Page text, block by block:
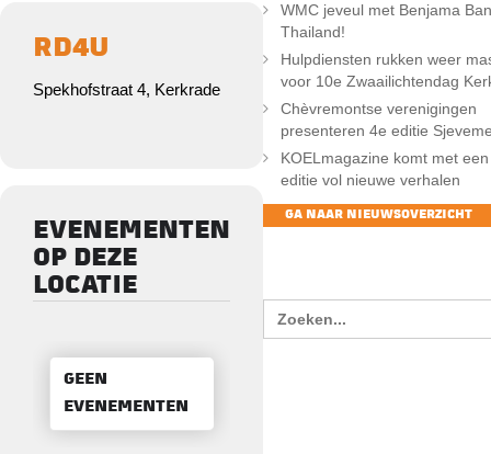
RD4U
Spekhofstraat 4, Kerkrade
EVENEMENTEN
OP DEZE
LOCATIE
GEEN
EVENEMENTEN
WMC jeveul met Benjama
Thailand!
Hulpdiensten rukken weer
voor 10e Zwaailichtendag
Chèvremontse verenigingen
presenteren 4e editie
KOELmagazine komt met
editie vol nieuwe verhalen
GA NAAR NIEUWSOVERZICHT
Zoek
naar: